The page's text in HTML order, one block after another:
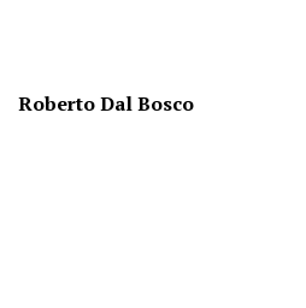
Roberto Dal Bosco